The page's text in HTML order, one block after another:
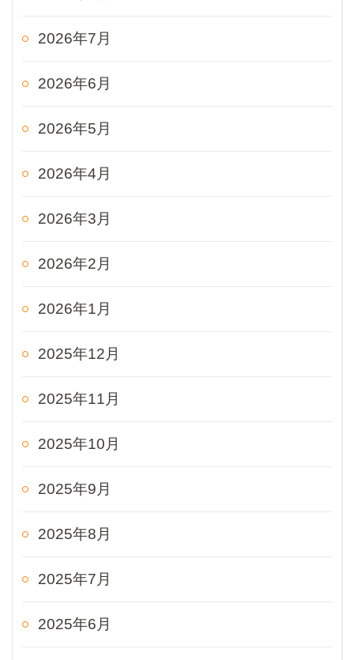
2026年7月
2026年6月
2026年5月
2026年4月
2026年3月
2026年2月
2026年1月
2025年12月
2025年11月
2025年10月
2025年9月
2025年8月
2025年7月
2025年6月